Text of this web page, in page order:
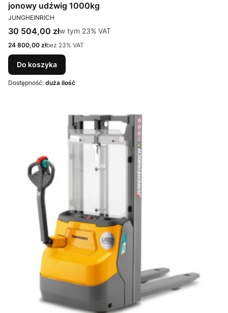
jonowy udźwig 1000kg
PRODUCENT
JUNGHEINRICH
Cena brutto
30 504,00 złw tym %s VAT
w tym 23% VAT
Cena netto
24 800,00 złbez 23% VAT
Do koszyka
Dostępność: duża ilość